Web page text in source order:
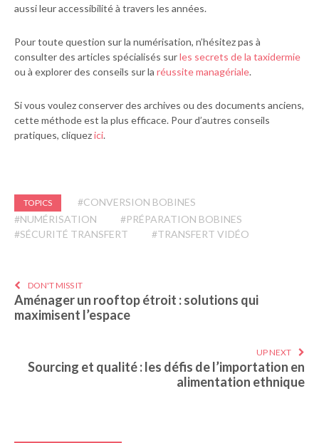
aussi leur accessibilité à travers les années.
Pour toute question sur la numérisation, n’hésitez pas à
consulter des articles spécialisés surles secrets de la taxidermie
ou à explorer des conseils sur la réussite managériale.
Si vous voulez conserver des archives ou des documents anciens,
cette méthode est la plus efficace. Pour d’autres conseils
pratiques, cliquezici.
TOPICS
#CONVERSION BOBINES
#NUMÉRISATION
#PRÉPARATION BOBINES
#SÉCURITÉ TRANSFERT
#TRANSFERT VIDÉO
DON'T MISS IT
Aménager un rooftop étroit : solutions qui
maximisent l’espace
UP NEXT
Sourcing et qualité : les défis de l’importation en
alimentation ethnique